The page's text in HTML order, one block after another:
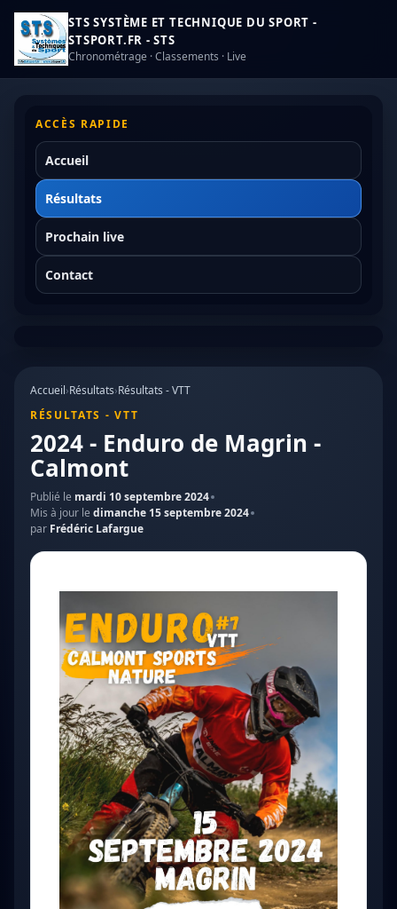
STS SYSTÈME ET TECHNIQUE DU SPORT -
STSPORT.FR - STS
Chronométrage · Classements · Live
ACCÈS RAPIDE
Accueil
Résultats
Prochain live
Contact
Accueil›Résultats›Résultats - VTT
RÉSULTATS - VTT
2024 - Enduro de Magrin -
Calmont
Publié le mardi 10 septembre 2024
Mis à jour le dimanche 15 septembre 2024
par Frédéric Lafargue